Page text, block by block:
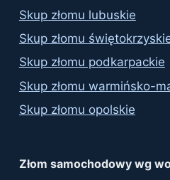
Skup złomu lubuskie
Skup złomu
Skup złomu podkarpackie
Skup złomu warmińsko-
Skup złomu opolskie
Złom samochodowy wg